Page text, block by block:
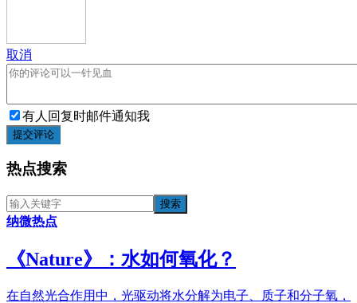
取消
有人回复时邮件通知我
提交评论
热点搜索
纳微热点
《​Nature》：水如何氧化？
在自然光合作用中，光驱动将水分解为电子、质子和分子氧，